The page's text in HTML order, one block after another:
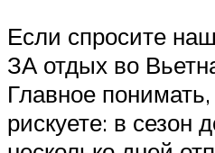
Если спросите
ЗА отдых во
Главное
рискуете: в сезон